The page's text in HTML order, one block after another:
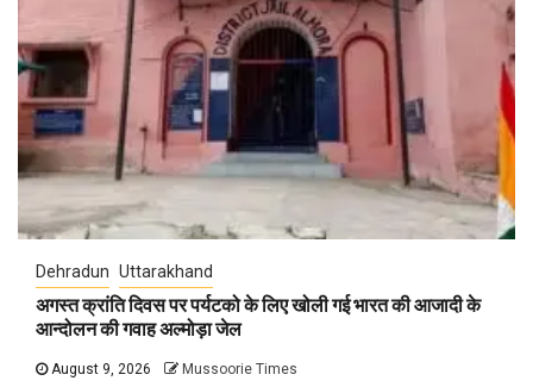
Dehradun Uttarakhand
अगस्त क्रांति दिवस पर पर्यटको के लिए खोली गई भारत की आजादी के
आन्दोलन की गवाह अल्मोड़ा जेल
August 9, 2026 Mussoorie Times